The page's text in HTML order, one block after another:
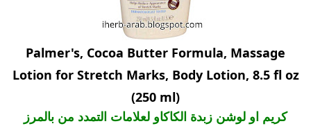
Palmer's, Cocoa Butter Formula, Massage
Lotion for Stretch Marks, Body Lotion, 8.5 fl oz
(250 ml)
كريم او لوشن زبدة الكاكاو لعلامات التمدد من بالمرز